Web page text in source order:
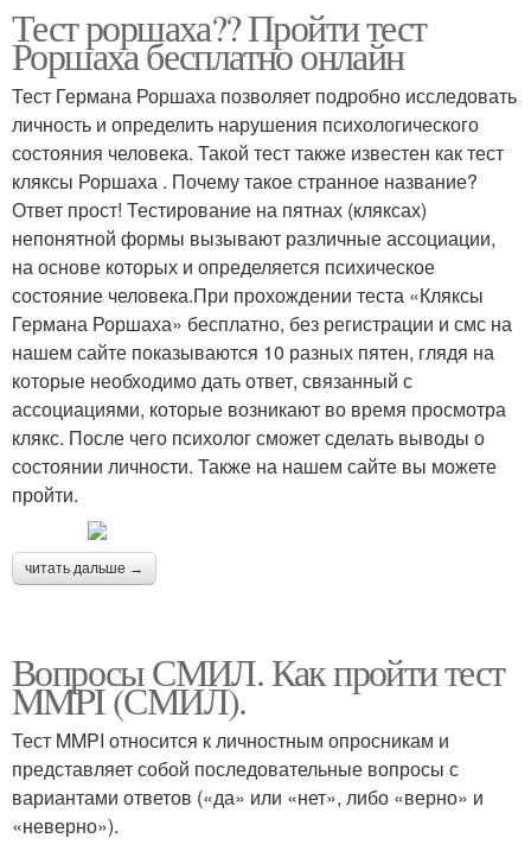
Тест роршаха?? Пройти тест
Роршаха бесплатно онлайн
Тест Германа Роршаха позволяет подробно исследовать
личность и определить нарушения психологического
состояния человека. Такой тест также известен как тест
кляксы Роршаха . Почему такое странное название?
Ответ прост! Тестирование на пятнах (кляксах)
непонятной формы вызывают различные ассоциации,
на основе которых и определяется психическое
состояние человека.При прохождении теста «Кляксы
Германа Роршаха» бесплатно, без регистрации и смс на
нашем сайте показываются 10 разных пятен, глядя на
которые необходимо дать ответ, связанный с
ассоциациями, которые возникают во время просмотра
клякс. После чего психолог сможет сделать выводы о
состоянии личности. Также на нашем сайте вы можете
пройти.
читать дальше →
Вопросы СМИЛ. Как пройти тест
MMPI (СМИЛ).
Тест MMPI относится к личностным опросникам и
представляет собой последовательные вопросы с
вариантами ответов («да» или «нет», либо «верно» и
«неверно»).